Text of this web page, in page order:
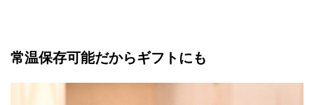
常温保存可能だからギフトにも